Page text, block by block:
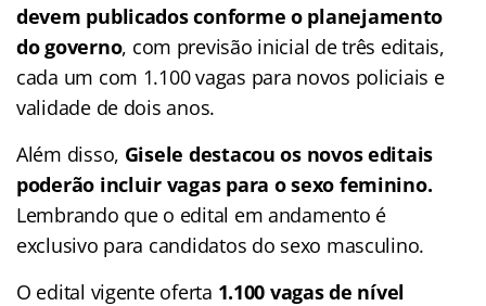
devem publicados conforme o planejamento
do governo, com previsão inicial de três editais,
cada um com 1.100 vagas para novos policiais e
validade de dois anos.
Além disso, Gisele destacou os novos editais
poderão incluir vagas para o sexo feminino.
Lembrando que o edital em andamento é
exclusivo para candidatos do sexo masculino.
O edital vigente oferta 1.100 vagas de nível